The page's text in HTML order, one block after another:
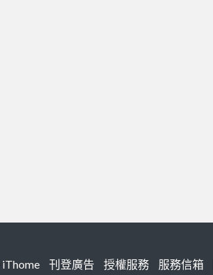
iThome 刊登廣告 授權服務 服務信箱